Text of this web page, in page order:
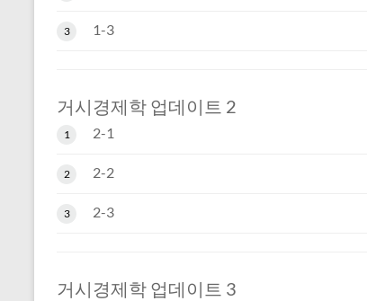
3 1-3
거시경제학 업데이트 2
1 2-1
2 2-2
3 2-3
거시경제학 업데이트 3